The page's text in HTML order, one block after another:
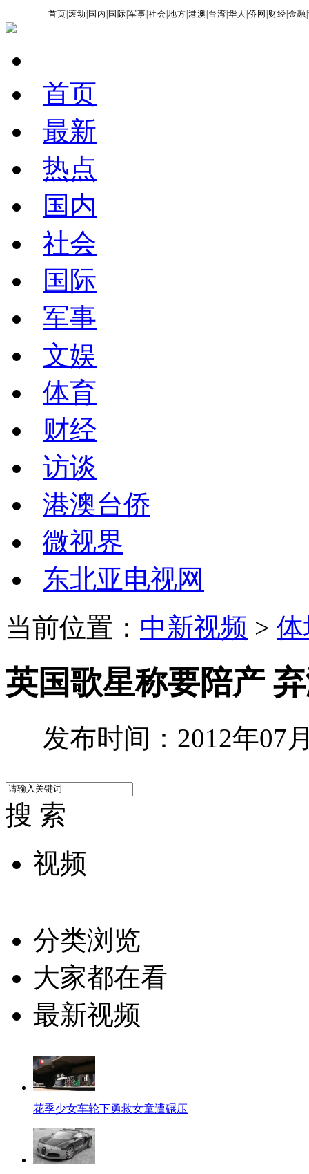
首页 |滚动 国内 国际 |军事 |社会 |地方 |港澳 台湾 |华人 |侨网 财经 |金融 |
首页
最新
热点
国内
社会
国际
军事
文娱
体育
财经
访谈
港澳台侨
微视界
东北亚电视网
当前位置： 中新视频 >
英国歌星称要陪产
发布时间：2012年07
搜 索
视频
分类浏览
大家都在看
最新视频
花季少女车轮下勇救女童遭碾压